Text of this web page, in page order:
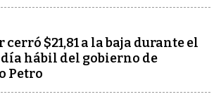
cerró $21,81 a la baja durante el
hábil del gobierno de
Petro